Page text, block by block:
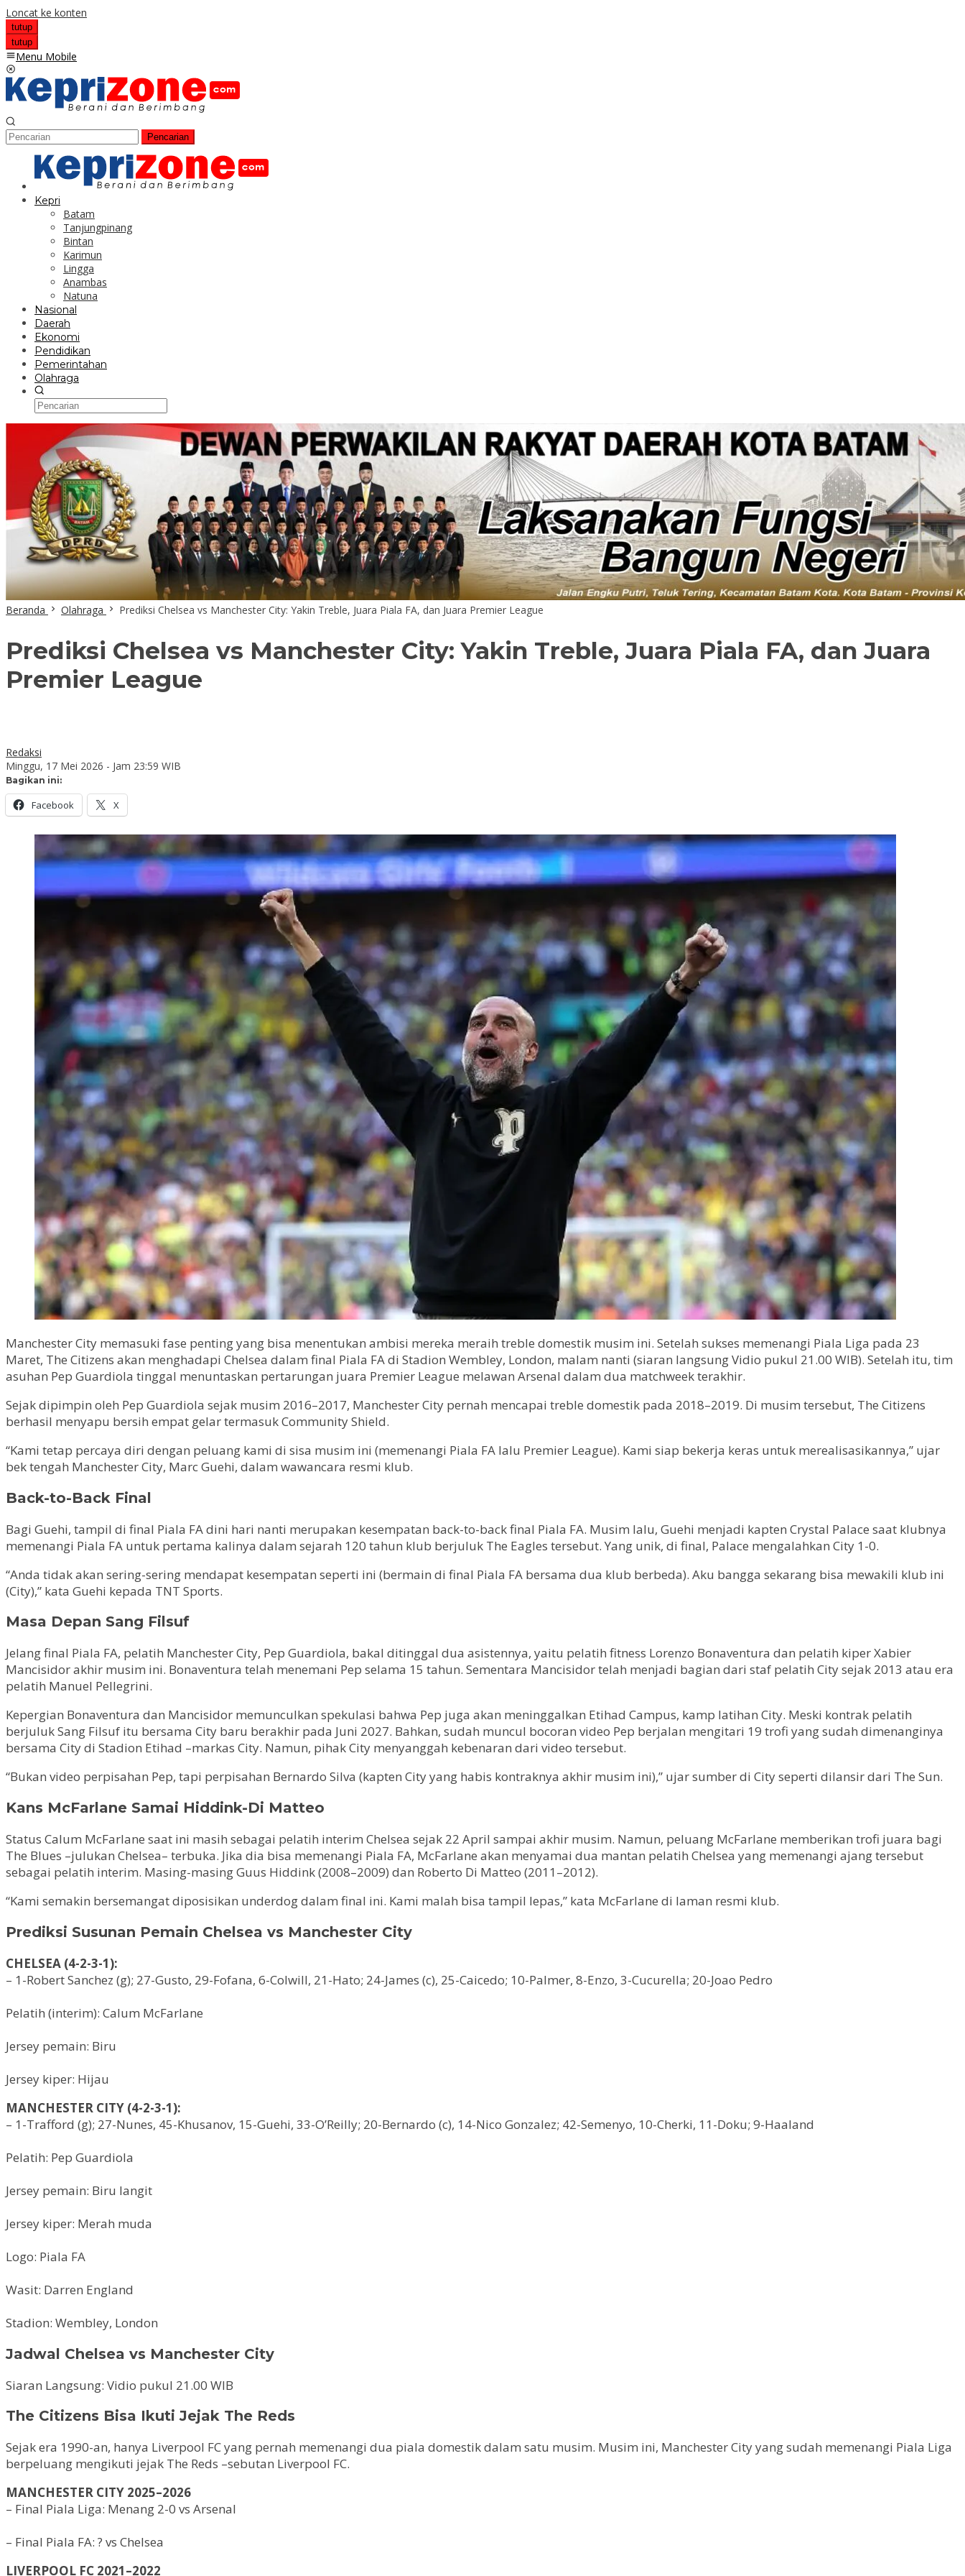
Loncat ke konten
tutup
tutup
Menu Mobile
Pencarian
Kepri
Batam
Tanjungpinang
Bintan
Karimun
Lingga
Anambas
Natuna
Nasional
Daerah
Ekonomi
Pendidikan
Pemerintahan
Olahraga
Beranda Olahraga Prediksi Chelsea vs Manchester City: Yakin Treble, Juara Piala FA, dan Juara Premier League
Prediksi Chelsea vs Manchester City: Yakin Treble, Juara Piala FA, dan Juara
Premier League
Redaksi
Minggu, 17 Mei 2026 - Jam 23:59 WIB
Bagikan ini:
Facebook X
Manchester City memasuki fase penting yang bisa menentukan ambisi mereka meraih treble domestik musim ini. Setelah sukses memenangi Piala Liga pada 23
Maret, The Citizens akan menghadapi Chelsea dalam final Piala FA di Stadion Wembley, London, malam nanti (siaran langsung Vidio pukul 21.00 WIB). Setelah itu, tim
asuhan Pep Guardiola tinggal menuntaskan pertarungan juara Premier League melawan Arsenal dalam dua matchweek terakhir.
Sejak dipimpin oleh Pep Guardiola sejak musim 2016–2017, Manchester City pernah mencapai treble domestik pada 2018–2019. Di musim tersebut, The Citizens
berhasil menyapu bersih empat gelar termasuk Community Shield.
“Kami tetap percaya diri dengan peluang kami di sisa musim ini (memenangi Piala FA lalu Premier League). Kami siap bekerja keras untuk merealisasikannya,” ujar
bek tengah Manchester City, Marc Guehi, dalam wawancara resmi klub.
Back-to-Back Final
Bagi Guehi, tampil di final Piala FA dini hari nanti merupakan kesempatan back-to-back final Piala FA. Musim lalu, Guehi menjadi kapten Crystal Palace saat klubnya
memenangi Piala FA untuk pertama kalinya dalam sejarah 120 tahun klub berjuluk The Eagles tersebut. Yang unik, di final, Palace mengalahkan City 1-0.
“Anda tidak akan sering-sering mendapat kesempatan seperti ini (bermain di final Piala FA bersama dua klub berbeda). Aku bangga sekarang bisa mewakili klub ini
(City),” kata Guehi kepada TNT Sports.
Masa Depan Sang Filsuf
Jelang final Piala FA, pelatih Manchester City, Pep Guardiola, bakal ditinggal dua asistennya, yaitu pelatih fitness Lorenzo Bonaventura dan pelatih kiper Xabier
Mancisidor akhir musim ini. Bonaventura telah menemani Pep selama 15 tahun. Sementara Mancisidor telah menjadi bagian dari staf pelatih City sejak 2013 atau era
pelatih Manuel Pellegrini.
Kepergian Bonaventura dan Mancisidor memunculkan spekulasi bahwa Pep juga akan meninggalkan Etihad Campus, kamp latihan City. Meski kontrak pelatih
berjuluk Sang Filsuf itu bersama City baru berakhir pada Juni 2027. Bahkan, sudah muncul bocoran video Pep berjalan mengitari 19 trofi yang sudah dimenanginya
bersama City di Stadion Etihad –markas City. Namun, pihak City menyanggah kebenaran dari video tersebut.
“Bukan video perpisahan Pep, tapi perpisahan Bernardo Silva (kapten City yang habis kontraknya akhir musim ini),” ujar sumber di City seperti dilansir dari The Sun.
Kans McFarlane Samai Hiddink-Di Matteo
Status Calum McFarlane saat ini masih sebagai pelatih interim Chelsea sejak 22 April sampai akhir musim. Namun, peluang McFarlane memberikan trofi juara bagi
The Blues –julukan Chelsea– terbuka. Jika dia bisa memenangi Piala FA, McFarlane akan menyamai dua mantan pelatih Chelsea yang memenangi ajang tersebut
sebagai pelatih interim. Masing-masing Guus Hiddink (2008–2009) dan Roberto Di Matteo (2011–2012).
“Kami semakin bersemangat diposisikan underdog dalam final ini. Kami malah bisa tampil lepas,” kata McFarlane di laman resmi klub.
Prediksi Susunan Pemain Chelsea vs Manchester City
CHELSEA (4-2-3-1):
– 1-Robert Sanchez (g); 27-Gusto, 29-Fofana, 6-Colwill, 21-Hato; 24-James (c), 25-Caicedo; 10-Palmer, 8-Enzo, 3-Cucurella; 20-Joao Pedro
Pelatih (interim): Calum McFarlane
Jersey pemain: Biru
Jersey kiper: Hijau
MANCHESTER CITY (4-2-3-1):
– 1-Trafford (g); 27-Nunes, 45-Khusanov, 15-Guehi, 33-O’Reilly; 20-Bernardo (c), 14-Nico Gonzalez; 42-Semenyo, 10-Cherki, 11-Doku; 9-Haaland
Pelatih: Pep Guardiola
Jersey pemain: Biru langit
Jersey kiper: Merah muda
Logo: Piala FA
Wasit: Darren England
Stadion: Wembley, London
Jadwal Chelsea vs Manchester City
Siaran Langsung: Vidio pukul 21.00 WIB
The Citizens Bisa Ikuti Jejak The Reds
Sejak era 1990-an, hanya Liverpool FC yang pernah memenangi dua piala domestik dalam satu musim. Musim ini, Manchester City yang sudah memenangi Piala Liga
berpeluang mengikuti jejak The Reds –sebutan Liverpool FC.
MANCHESTER CITY 2025–2026
– Final Piala Liga: Menang 2-0 vs Arsenal
– Final Piala FA: ? vs Chelsea
LIVERPOOL FC 2021–2022